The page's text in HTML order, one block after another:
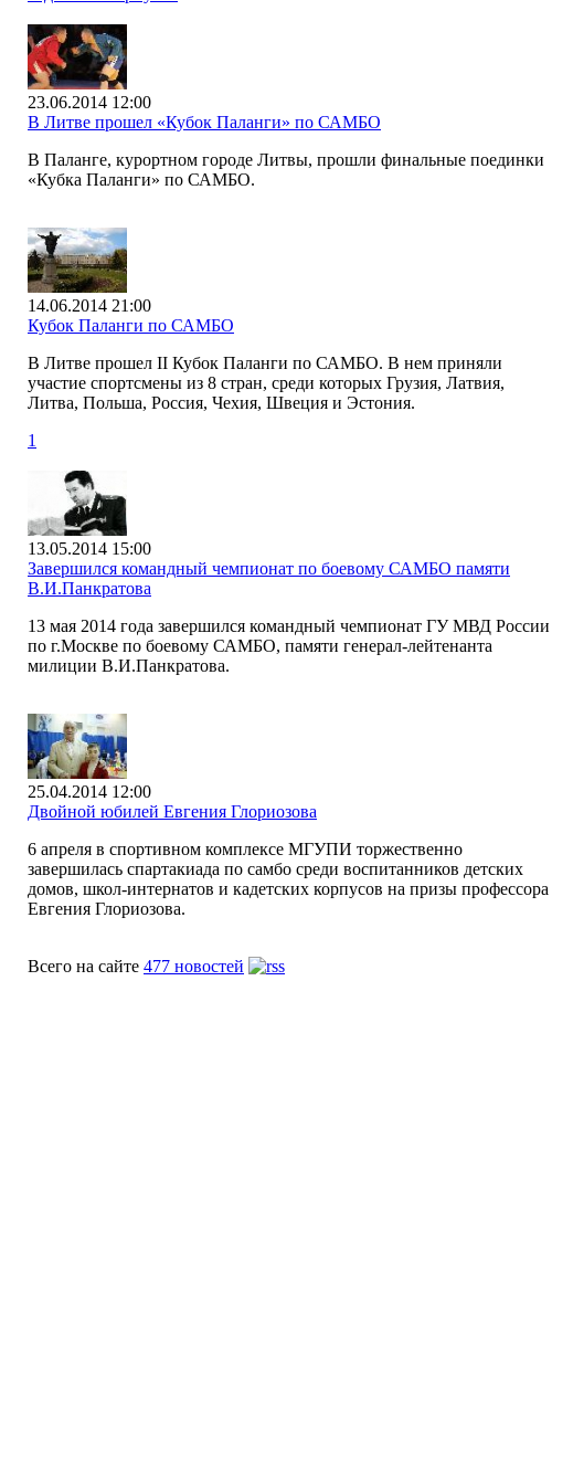
23.06.2014 12:00
В Литве прошел «Кубок Паланги» по САМБО
В Паланге, курортном городе Литвы, прошли финальные поединки
«Кубка Паланги» по САМБО.
14.06.2014 21:00
Кубок Паланги по САМБО
В Литве прошел II Кубок Паланги по САМБО. В нем приняли
участие спортсмены из 8 стран, среди которых Грузия, Латвия,
Литва, Польша, Россия, Чехия, Швеция и Эстония.
1
13.05.2014 15:00
Завершился командный чемпионат по боевому САМБО памяти
В.И.Панкратова
13 мая 2014 года завершился командный чемпионат ГУ МВД России
по г.Москве по боевому САМБО, памяти генерал-лейтенанта
милиции В.И.Панкратова.
25.04.2014 12:00
Двойной юбилей Евгения Глориозова
6 апреля в спортивном комплексе МГУПИ торжественно
завершилась спартакиада по самбо среди воспитанников детских
домов, школ-интернатов и кадетских корпусов на призы профессора
Евгения Глориозова.
Всего на сайте 477 новостей